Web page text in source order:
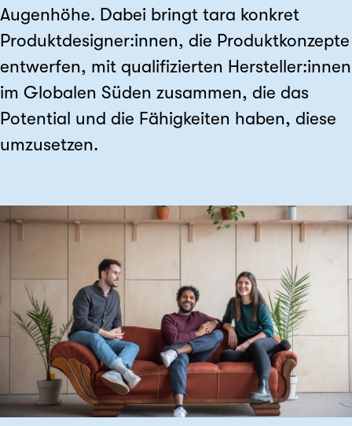
Augenhöhe. Dabei bringt tara konkret
Produktdesigner:innen, die Produktkonzepte
entwerfen, mit qualifizierten Hersteller:innen
im Globalen Süden zusammen, die das
Potential und die Fähigkeiten haben, diese
umzusetzen.